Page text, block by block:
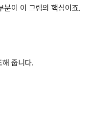
분이 이 그림의 핵심이죠.
해 줍니다.